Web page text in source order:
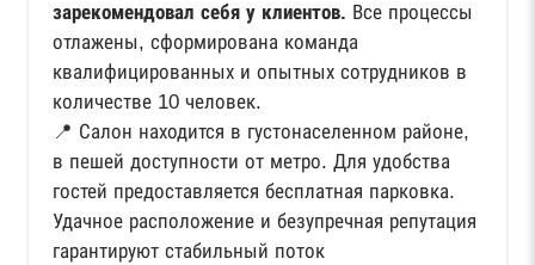
зарекомендовал себя у клиентов. Все процессы
отлажены, сформирована команда
квалифицированных и опытных сотрудников в
количестве 10 человек.
📍 Салон находится в густонаселенном районе,
в пешей доступности от метро. Для удобства
гостей предоставляется бесплатная парковка.
Удачное расположение и безупречная репутация
гарантируют стабильный поток